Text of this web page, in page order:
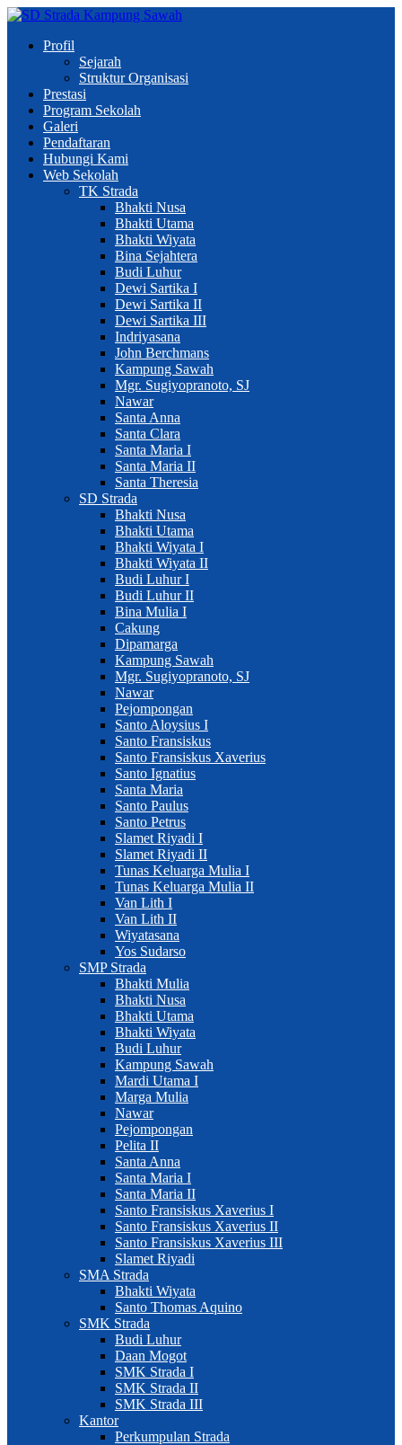
Profil
Sejarah
Struktur Organisasi
Prestasi
Program Sekolah
Galeri
Pendaftaran
Hubungi Kami
Web Sekolah
TK Strada
Bhakti Nusa
Bhakti Utama
Bhakti Wiyata
Bina Sejahtera
Budi Luhur
Dewi Sartika I
Dewi Sartika II
Dewi Sartika III
Indriyasana
John Berchmans
Kampung Sawah
Mgr. Sugiyopranoto, SJ
Nawar
Santa Anna
Santa Clara
Santa Maria I
Santa Maria II
Santa Theresia
SD Strada
Bhakti Nusa
Bhakti Utama
Bhakti Wiyata I
Bhakti Wiyata II
Budi Luhur I
Budi Luhur II
Bina Mulia I
Cakung
Dipamarga
Kampung Sawah
Mgr. Sugiyopranoto, SJ
Nawar
Pejompongan
Santo Aloysius I
Santo Fransiskus
Santo Fransiskus Xaverius
Santo Ignatius
Santa Maria
Santo Paulus
Santo Petrus
Slamet Riyadi I
Slamet Riyadi II
Tunas Keluarga Mulia I
Tunas Keluarga Mulia II
Van Lith I
Van Lith II
Wiyatasana
Yos Sudarso
SMP Strada
Bhakti Mulia
Bhakti Nusa
Bhakti Utama
Bhakti Wiyata
Budi Luhur
Kampung Sawah
Mardi Utama I
Marga Mulia
Nawar
Pejompongan
Pelita II
Santa Anna
Santa Maria I
Santa Maria II
Santo Fransiskus Xaverius I
Santo Fransiskus Xaverius II
Santo Fransiskus Xaverius III
Slamet Riyadi
SMA Strada
Bhakti Wiyata
Santo Thomas Aquino
SMK Strada
Budi Luhur
Daan Mogot
SMK Strada I
SMK Strada II
SMK Strada III
Kantor
Perkumpulan Strada